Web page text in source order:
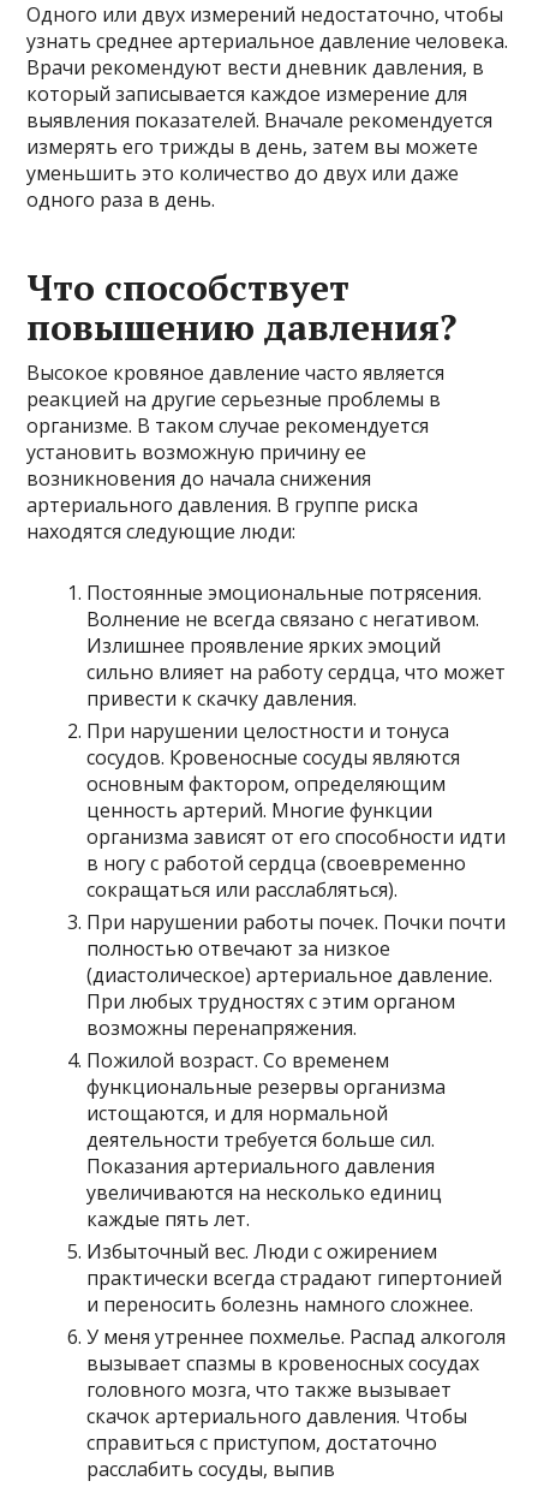
Одного или двух измерений недостаточно, чтобы
узнать среднее артериальное давление человека.
Врачи рекомендуют вести дневник давления, в
который записывается каждое измерение для
выявления показателей. Вначале рекомендуется
измерять его трижды в день, затем вы можете
уменьшить это количество до двух или даже
одного раза в день.
Что способствует
повышению давления?
Высокое кровяное давление часто является
реакцией на другие серьезные проблемы в
организме. В таком случае рекомендуется
установить возможную причину ее
возникновения до начала снижения
артериального давления. В группе риска
находятся следующие люди:
Постоянные эмоциональные потрясения.
Волнение не всегда связано с негативом.
Излишнее проявление ярких эмоций
сильно влияет на работу сердца, что может
привести к скачку давления.
При нарушении целостности и тонуса
сосудов. Кровеносные сосуды являются
основным фактором, определяющим
ценность артерий. Многие функции
организма зависят от его способности идти
в ногу с работой сердца (своевременно
сокращаться или расслабляться).
При нарушении работы почек. Почки почти
полностью отвечают за низкое
(диастолическое) артериальное давление.
При любых трудностях с этим органом
возможны перенапряжения.
Пожилой возраст. Со временем
функциональные резервы организма
истощаются, и для нормальной
деятельности требуется больше сил.
Показания артериального давления
увеличиваются на несколько единиц
каждые пять лет.
Избыточный вес. Люди с ожирением
практически всегда страдают гипертонией
и переносить болезнь намного сложнее.
У меня утреннее похмелье. Распад алкоголя
вызывает спазмы в кровеносных сосудах
головного мозга, что также вызывает
скачок артериального давления. Чтобы
справиться с приступом, достаточно
расслабить сосуды, выпив